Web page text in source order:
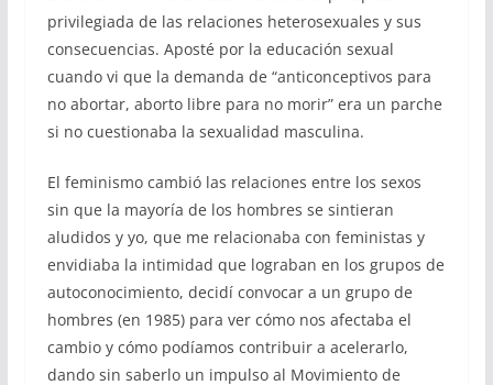
privilegiada de las relaciones heterosexuales y sus
consecuencias. Aposté por la educación sexual
cuando vi que la demanda de “anticonceptivos para
no abortar, aborto libre para no morir” era un parche
si no cuestionaba la sexualidad masculina.
El feminismo cambió las relaciones entre los sexos
sin que la mayoría de los hombres se sintieran
aludidos y yo, que me relacionaba con feministas y
envidiaba la intimidad que lograban en los grupos de
autoconocimiento, decidí convocar a un grupo de
hombres (en 1985) para ver cómo nos afectaba el
cambio y cómo podíamos contribuir a acelerarlo,
dando sin saberlo un impulso al Movimiento de